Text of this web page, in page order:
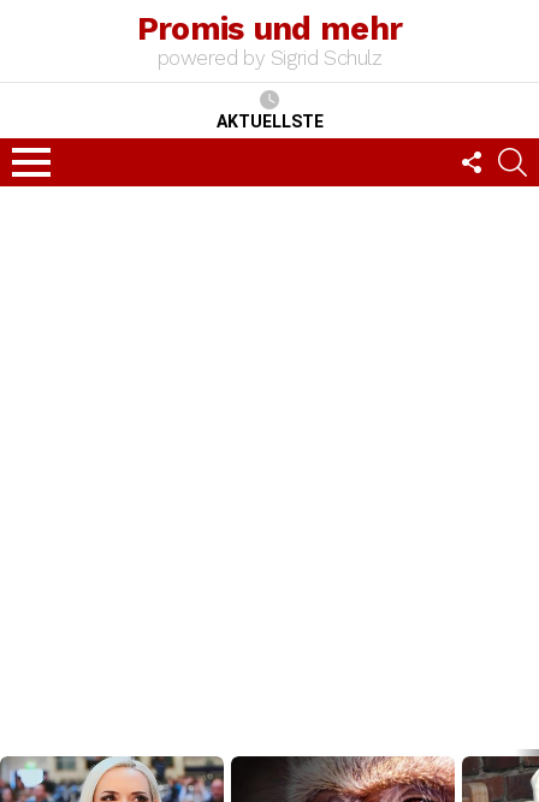
Promis und mehr
powered by Sigrid Schulz
AKTUELLSTE
Menu
US
TOP
NEWS